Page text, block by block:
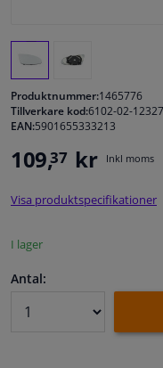
Fönster & Tillbehör
Bilvård & Tillbehör
Sensorer & Elsystem
Produktnummer:1465776
Tillverkare kod:6102-02-
EAN:5901655333213
109,37 kr Inkl moms
Visa produktspecifikationer
I lager
Antal: